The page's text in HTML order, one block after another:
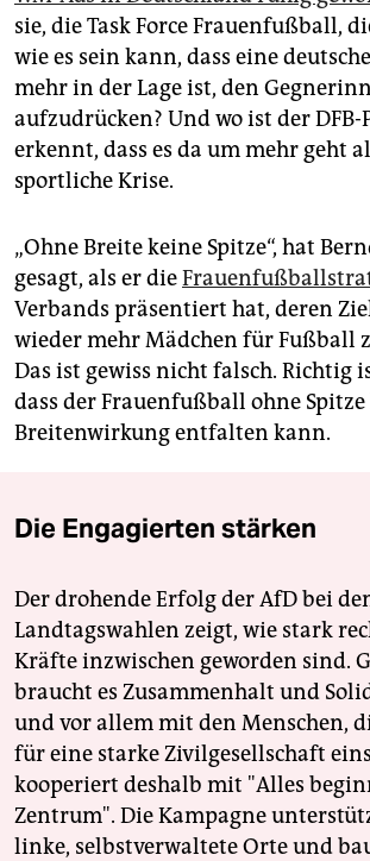
sie, die Task Force Frauenfußball,
wie es sein kann, dass eine
mehr in der Lage ist, den
aufzudrücken? Und wo ist der
erkennt, dass es da um mehr geht
sport­liche Krise.
„Ohne Breite keine Spitze“, hat
gesagt, als er die
Verbands präsentiert hat, deren
wieder mehr Mädchen für Fußball
Das ist gewiss nicht falsch. Richtig
dass der Frauenfußball ohne
Breitenwirkung entfalten kann.
Die Engagierten stärken
Der drohende Erfolg der AfD bei
Landtagswahlen zeigt, wie stark
Kräfte inzwischen geworden sind.
braucht es Zusammenhalt und
und vor allem mit den Menschen,
für eine starke Zivilgesellschaft
kooperiert deshalb mit "Alles
Zentrum". Die Kampagne
linke, selbstverwaltete Orte und